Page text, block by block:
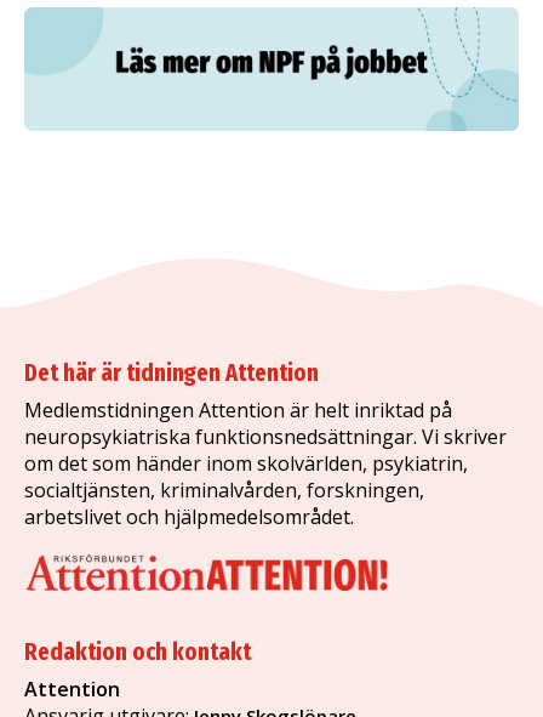
Det här är tidningen Attention
Medlemstidningen Attention är helt inriktad på
neuropsykiatriska funktionsnedsättningar. Vi skriver
om det som händer inom skolvärlden, psykiatrin,
socialtjänsten, kriminalvården, forskningen,
arbetslivet och hjälpmedelsområdet.
Redaktion och kontakt
Attention